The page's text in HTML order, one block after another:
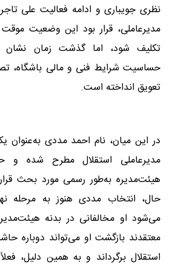
نظری جویباری و ادامه فعالیت علی
مدیرعاملی، قرار بود این وضعیت
تکلیف شود، اما گذشت زمان نشان
حساسیت شرایط فنی و مالی باشگاه،
تعویق انداخته است.
در این میان، نام احمد مددی به‌عنوان
مدیرعاملی استقلال مطرح شده
هیئت‌مدیره به‌طور رسمی مورد بحث
حال، انتخاب مددی هنوز به مرحله
می‌شود او مخالفانی در بدنه
معتقدند بازگشت او می‌تواند دوباره
استقلال برگرداند و به همین دلیل،